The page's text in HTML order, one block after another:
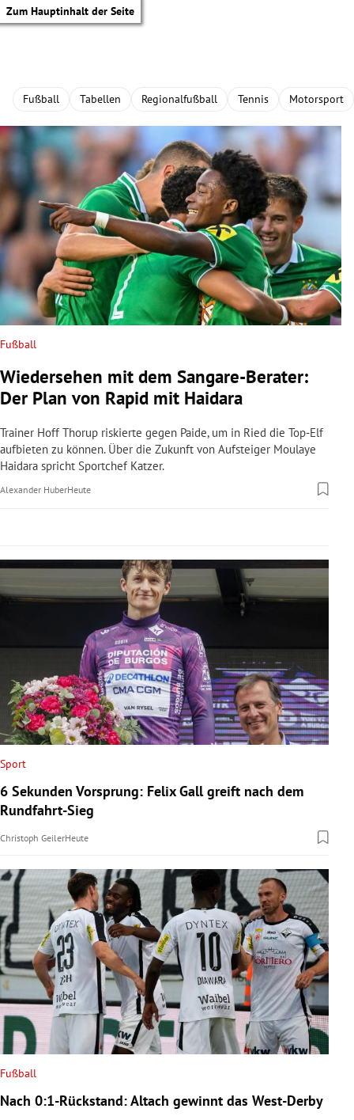
Zum Hauptinhalt der Seite
Untermenü
Untermenü
Untermenü
Untermenü
Untermenü
Untermenü
Untermenü
Untermenü
Fußball Tabellen Regionalfußball Tennis Motorsport
Fußball
Wiedersehen mit dem Sangare-Berater:
Der Plan von Rapid mit Haidara
Trainer Hoff Thorup riskierte gegen Paide, um in Ried die Top-Elf
aufbieten zu können. Über die Zukunft von Aufsteiger Moulaye
Haidara spricht Sportchef Katzer.
Alexander HuberHeute
Sport
6 Sekunden Vorsprung: Felix Gall greift nach dem
Rundfahrt-Sieg
Christoph GeilerHeute
Fußball
Nach 0:1-Rückstand: Altach gewinnt das West-Derby